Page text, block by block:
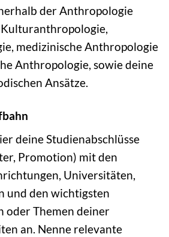
der Anthropologie
medizinische Anthropologie
Anthropologie, sowie deine
Ansätze.
deine Studienabschlüsse
Promotion) mit den
Universitäten,
und den wichtigsten
oder Themen deiner
an. Nenne relevante